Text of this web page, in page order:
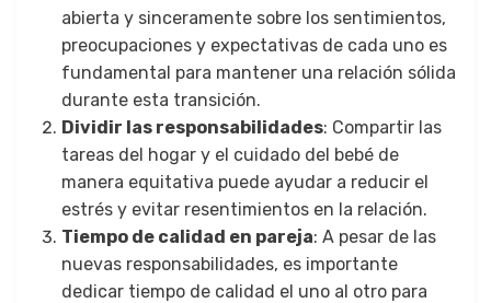
abierta y sinceramente sobre los sentimientos,
preocupaciones y expectativas de cada uno es
fundamental para mantener una relación sólida
durante esta transición.
Dividir las responsabilidades: Compartir las
tareas del hogar y el cuidado del bebé de
manera equitativa puede ayudar a reducir el
estrés y evitar resentimientos en la relación.
Tiempo de calidad en pareja: A pesar de las
nuevas responsabilidades, es importante
dedicar tiempo de calidad el uno al otro para